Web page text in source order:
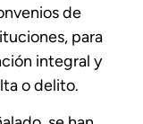
de
para
integral y
o delito.